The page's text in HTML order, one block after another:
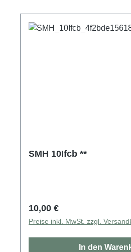
SMH 10Ifcb **
Regulärer Preis:
10,00 €
Preise inkl. MwSt. zzgl.
In den